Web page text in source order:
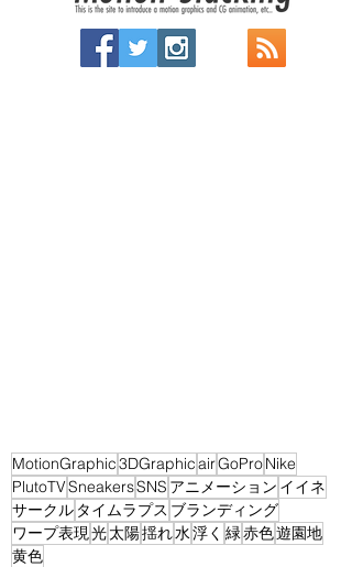
MotionGraphic3DGraphicairGoProNike
PlutoTVSneakersSNS アニメーション イイネ
サークル タイムラプス ブランディング
ワープ表現光太陽揺れ水浮く 緑赤色遊園地
黄色